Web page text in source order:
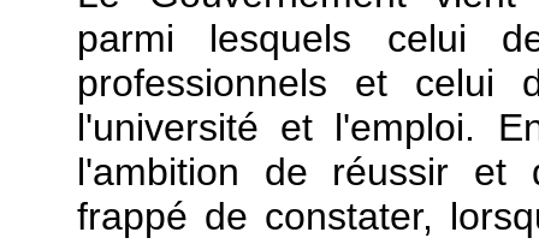
parmi lesquels celui
professionnels et celui
l'université et l'emploi.
l'ambition de réussir et
frappé de constater,